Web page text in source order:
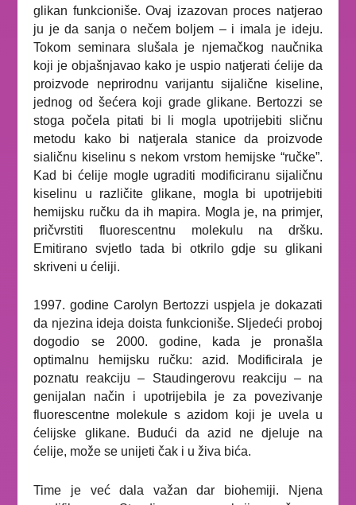
glikan funkcioniše. Ovaj izazovan proces natjerao
ju je da sanja o nečem boljem – i imala je ideju.
Tokom seminara slušala je njemačkog naučnika
koji je objašnjavao kako je uspio natjerati ćelije da
proizvode neprirodnu varijantu sijalične kiseline,
jednog od šećera koji grade glikane. Bertozzi se
stoga počela pitati bi li mogla upotrijebiti sličnu
metodu kako bi natjerala stanice da proizvode
sialičnu kiselinu s nekom vrstom hemijske “ručke”.
Kad bi ćelije mogle ugraditi modificiranu sijaličnu
kiselinu u različite glikane, mogla bi upotrijebiti
hemijsku ručku da ih mapira. Mogla je, na primjer,
pričvrstiti fluorescentnu molekulu na dršku.
Emitirano svjetlo tada bi otkrilo gdje su glikani
skriveni u ćeliji.
1997. godine Carolyn Bertozzi uspjela je dokazati
da njezina ideja doista funkcioniše. Sljedeći proboj
dogodio se 2000. godine, kada je pronašla
optimalnu hemijsku ručku: azid. Modificirala je
poznatu reakciju – Staudingerovu reakciju – na
genijalan način i upotrijebila je za povezivanje
fluorescentne molekule s azidom koji je uvela u
ćelijske glikane. Budući da azid ne djeluje na
ćelije, može se unijeti čak i u živa bića.
Time je već dala važan dar biohemiji. Njena